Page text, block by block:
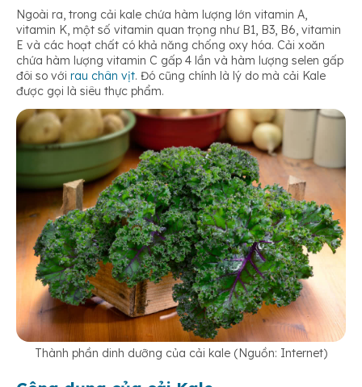
Ngoài ra, trong cải kale chứa hàm lượng lớn vitamin A,
vitamin K, một số vitamin quan trọng như B1, B3, B6, vitamin
E và các hoạt chất có khả năng chống oxy hóa. Cải xoăn
chứa hàm lượng vitamin C gấp 4 lần và hàm lượng selen gấp
đôi so với rau chân vịt. Đó cũng chính là lý do mà cải Kale
được gọi là siêu thực phẩm.
Thành phần dinh dưỡng của cải kale (Nguồn: Internet)